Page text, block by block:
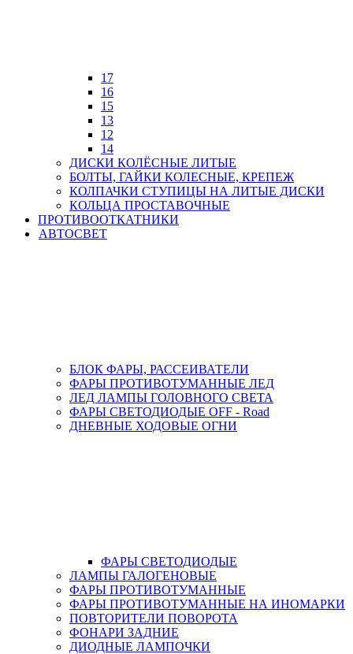
17
16
15
13
12
14
ДИСКИ КОЛЁСНЫЕ ЛИТЫЕ
БОЛТЫ, ГАЙКИ КОЛЕСНЫЕ, КРЕПЕЖ
КОЛПАЧКИ СТУПИЦЫ НА ЛИТЫЕ ДИСКИ
КОЛЬЦА ПРОСТАВОЧНЫЕ
ПРОТИВООТКАТНИКИ
АВТОСВЕТ
БЛОК ФАРЫ, РАССЕИВАТЕЛИ
ФАРЫ ПРОТИВОТУМАННЫЕ ЛЕД
ЛЕД ЛАМПЫ ГОЛОВНОГО СВЕТА
ФАРЫ СВЕТОДИОДЫЕ OFF - Road
ДНЕВНЫЕ ХОДОВЫЕ ОГНИ
ФАРЫ СВЕТОДИОДЫЕ
ЛАМПЫ ГАЛОГЕНОВЫЕ
ФАРЫ ПРОТИВОТУМАННЫЕ
ФАРЫ ПРОТИВОТУМАННЫЕ НА ИНОМАРКИ
ПОВТОРИТЕЛИ ПОВОРОТА
ФОНАРИ ЗАДНИЕ
ДИОДНЫЕ ЛАМПОЧКИ